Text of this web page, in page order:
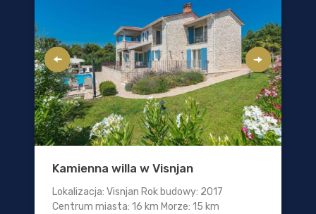
Kamienna willa w Visnjan
Lokalizacja: Visnjan Rok budowy: 2017
Centrum miasta: 16 km Morze: 15 km